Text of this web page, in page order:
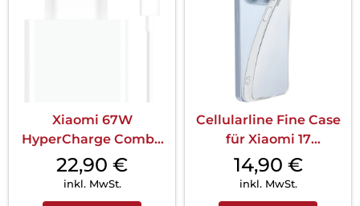
Xiaomi 67W
HyperCharge Combo
(Type-A) Weiß
22,90 €
inkl. MwSt.
Cellularline Fine Case
für Xiaomi 17
Transparent
14,90 €
inkl. MwSt.